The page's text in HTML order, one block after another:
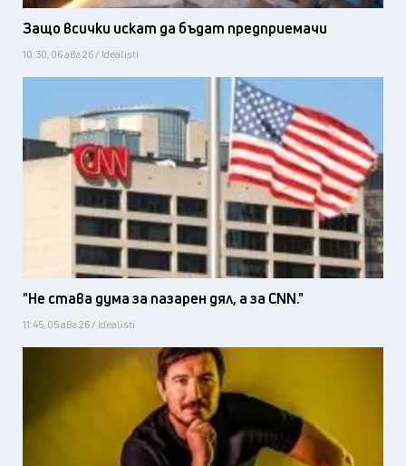
Защо всички искат да бъдат предприемачи
10:30, 06 авг 26 / Idealisti
"Не става дума за пазарен дял, а за CNN."
11:45, 05 авг 26 / Idealisti